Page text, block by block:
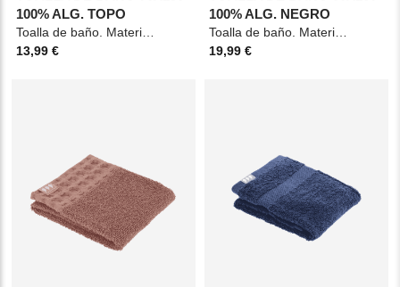
100% ALG. TOPO
Toalla de baño. Material: Algodón. Medidas: 70x130cm. Color: Topo.
13,99 €
100% ALG. NEGRO
Toalla de baño. Material: Algodón. Medidas: 90x150cm. Color: Negro.
19,99 €